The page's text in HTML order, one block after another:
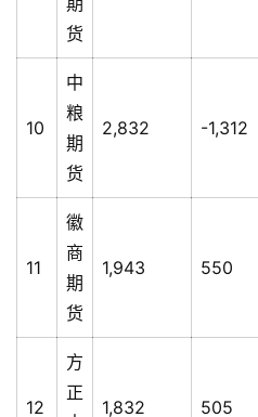
货
10
中
粮
期
货
2,832 -1,312
11
徽
商
期
货
1,943 550
12
方
正
1,832 505